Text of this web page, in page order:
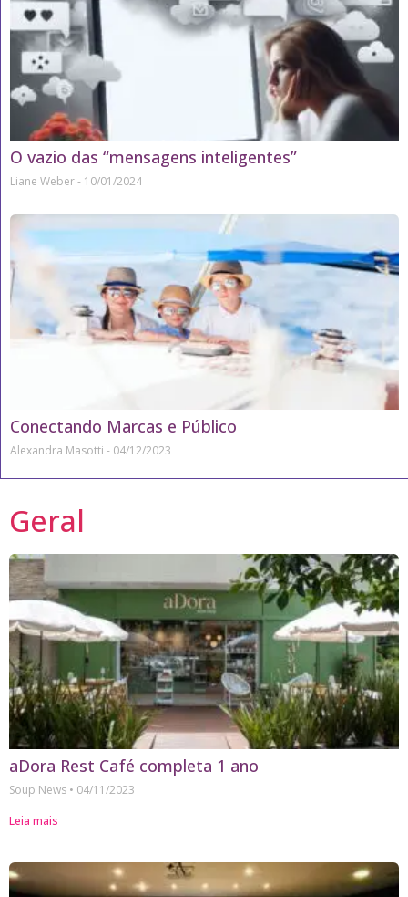
O vazio das “mensagens inteligentes”
Liane Weber 10/01/2024
Conectando Marcas e Público
Alexandra Masotti 04/12/2023
Geral
aDora Rest Café completa 1 ano
Soup News
04/11/2023
Leia mais